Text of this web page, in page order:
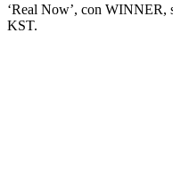
‘Real Now’, con WINNER,
KST.